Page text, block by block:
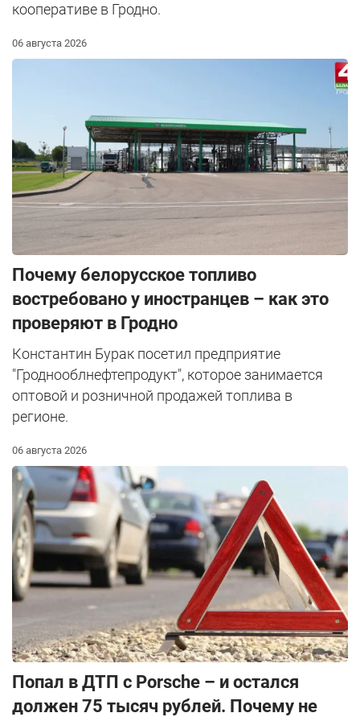
кооперативе в Гродно.
06 августа 2026
Почему белорусское топливо
востребовано у иностранцев – как это
проверяют в Гродно
Константин Бурак посетил предприятие
"Гроднооблнефтепродукт", которое занимается
оптовой и розничной продажей топлива в
регионе.
06 августа 2026
​Попал в ДТП с Porsche – и остался
должен 75 тысяч рублей. Почему не